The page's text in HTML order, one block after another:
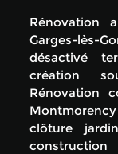
Rénovation
Garges-lès-
désactivé
création
Rénovation
Montmorency
clôture